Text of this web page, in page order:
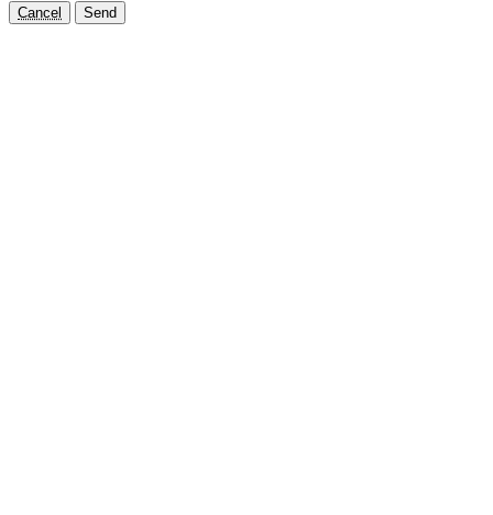
Cancel Send